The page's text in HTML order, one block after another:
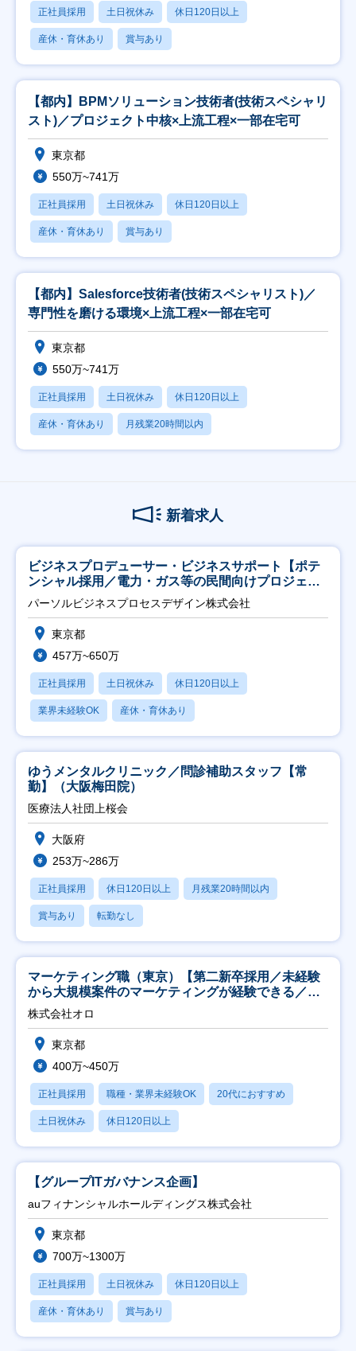
正社員採用 土日祝休み 休日120日以上
産休・育休あり 賞与あり
【都内】BPMソリューション技術者(技術スペシャリ
スト)／プロジェクト中核×上流工程×一部在宅可
東京都
550万~741万
正社員採用 土日祝休み 休日120日以上
産休・育休あり 賞与あり
【都内】Salesforce技術者(技術スペシャリスト)／
専門性を磨ける環境×上流工程×一部在宅可
東京都
550万~741万
正社員採用 土日祝休み 休日120日以上
産休・育休あり 月残業20時間以内
新着求人
ビジネスプロデューサー・ビジネスサポート【ポテ
ンシャル採用／電力・ガス等の民間向けプロジェク
ト推進】
パーソルビジネスプロセスデザイン株式会社
東京都
457万~650万
正社員採用 土日祝休み 休日120日以上
業界未経験OK 産休・育休あり
ゆうメンタルクリニック／問診補助スタッフ【常
勤】（大阪梅田院）
医療法人社団上桜会
大阪府
253万~286万
正社員採用 休日120日以上 月残業20時間以内
賞与あり 転勤なし
マーケティング職（東京）【第二新卒採用／未経験
から大規模案件のマーケティングが経験できる／研
修充実】
株式会社オロ
東京都
400万~450万
正社員採用 職種・業界未経験OK 20代におすすめ
土日祝休み 休日120日以上
【グループITガバナンス企画】
auフィナンシャルホールディングス株式会社
東京都
700万~1300万
正社員採用 土日祝休み 休日120日以上
産休・育休あり 賞与あり